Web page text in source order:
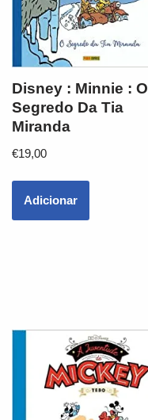
Disney : Minnie : O
Segredo Da Tia
Miranda
€19,00
Adicionar